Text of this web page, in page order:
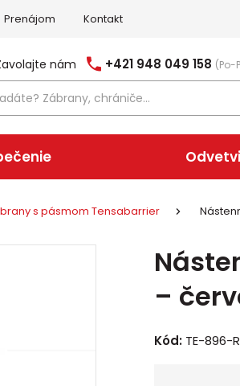
Prenájom Kontakt
nám +421 948 049 158 (Po-
s pásmom Tensabarrier
–
Kód: TE-896-